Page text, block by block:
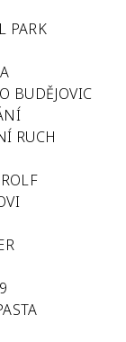
PARK
BUDĚJOVIC
RUCH